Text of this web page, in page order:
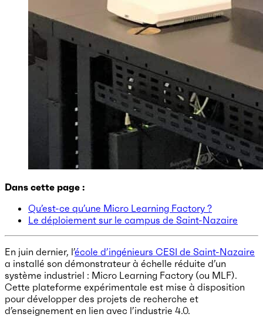
Dans cette page :
Qu’est-ce qu’une Micro Learning Factory ?
Le déploiement sur le campus de Saint-Nazaire
En juin dernier, l’école d’ingénieurs CESI de Saint-Nazaire
a installé son démonstrateur à échelle réduite d’un
système industriel : Micro Learning Factory (ou MLF).
Cette plateforme expérimentale est mise à disposition
pour développer des projets de recherche et
d’enseignement en lien avec l’industrie 4.0.